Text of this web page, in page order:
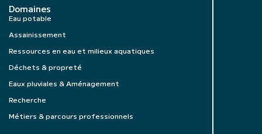
Domaines
Eau potable
Assainissement
Ressources en eau et milieux aquatiques
Déchets & propreté
Eaux pluviales & Aménagement
Recherche
Métiers & parcours professionnels